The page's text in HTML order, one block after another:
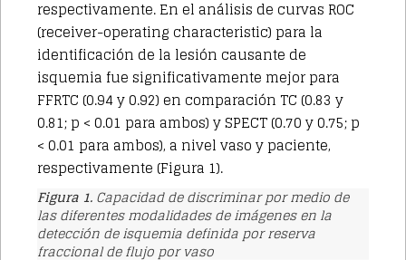
respectivamente. En el análisis de curvas ROC
(receiver-operating characteristic) para la
identificación de la lesión causante de
isquemia fue significativamente mejor para
FFRTC (0.94 y 0.92) en comparación TC (0.83 y
0.81; p < 0.01 para ambos) y SPECT (0.70 y 0.75; p
< 0.01 para ambos), a nivel vaso y paciente,
respectivamente (Figura 1).
Figura 1. Capacidad de discriminar por medio de
las diferentes modalidades de imágenes en la
detección de isquemia definida por reserva
fraccional de flujo por vaso